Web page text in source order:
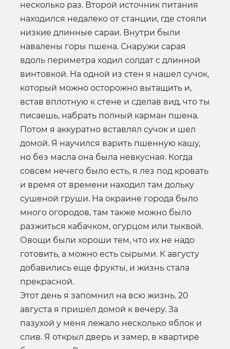
несколько раз. Второй источник питания
находился недалеко от станции, где стояли
низкие длинные сараи. Внутри были
навалены горы пшена. Снаружи сарая
вдоль периметра ходил солдат с длинной
винтовкой. На одной из стен я нашел сучок,
который можно осторожно вытащить и,
встав вплотную к стене и сделав вид, что ты
писаешь, набрать полный карман пшена.
Потом я аккуратно вставлял сучок и шел
домой. Я научился варить пшенную кашу,
но без масла она была невкусная. Когда
совсем нечего было есть, я лез под кровать
и время от времени находил там дольку
сушеной груши. На окраине города было
много огородов, там также можно было
разжиться кабачком, огурцом или тыквой.
Овощи были хороши тем, что их не надо
готовить, а можно есть сырыми. К августу
добавились еще фрукты, и жизнь стала
прекрасной.
Этот день я запомнил на всю жизнь. 20
августа я пришел домой к вечеру. За
пазухой у меня лежало несколько яблок и
слив. Я открыл дверь и замер, в квартире